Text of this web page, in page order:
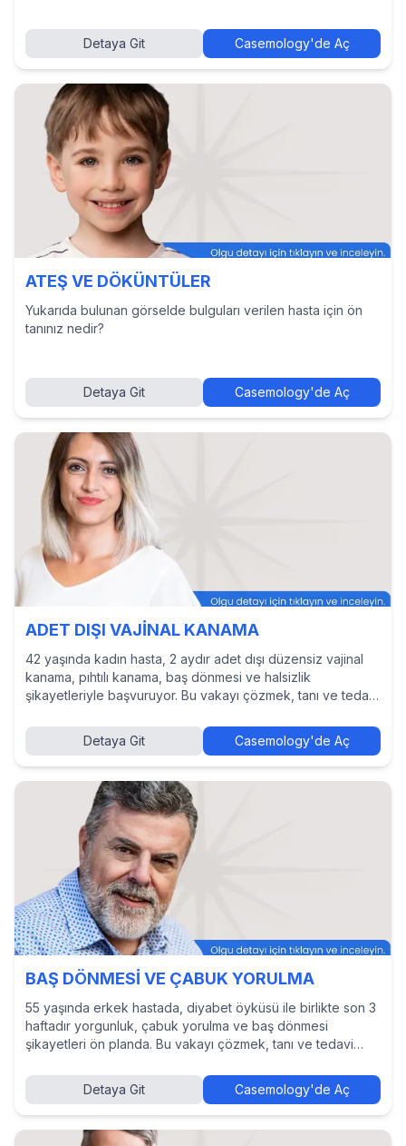
Detaya Git Casemology'de Aç
ATEŞ VE DÖKÜNTÜLER
Yukarıda bulunan görselde bulguları verilen hasta için ön
tanınız nedir?
Detaya Git Casemology'de Aç
ADET DIŞI VAJİNAL KANAMA
42 yaşında kadın hasta, 2 aydır adet dışı düzensiz vajinal
kanama, pıhtılı kanama, baş dönmesi ve halsizlik
şikayetleriyle başvuruyor. Bu vakayı çözmek, tanı ve tedavi
görmek için Casemology’de vakayı keşfedin.
Detaya Git Casemology'de Aç
BAŞ DÖNMESİ VE ÇABUK YORULMA
55 yaşında erkek hastada, diyabet öyküsü ile birlikte son 3
haftadır yorgunluk, çabuk yorulma ve baş dönmesi
şikayetleri ön planda. Bu vakayı çözmek, tanı ve tedavi
görmek için Casemology’de vakayı keşfedin.
Detaya Git Casemology'de Aç